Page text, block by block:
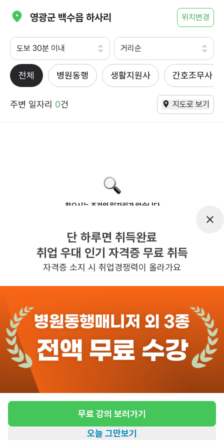
영광군 백수읍 하사리 위치변경
도보 30분 이내 거리순
전체 병원동행 생활지원사 간호조무사
주변 일자리 0건 지도로 보기
찾으시는 조건의 일자리가 없습니다
반경 3KM 이내의 일자리 확인하기
단 하루면 취득완료
취업 우대 인기 자격증 무료 취득
자격증 소지 시 취업경쟁력이 올라가요
무료 강의 보러가기
오늘 그만보기